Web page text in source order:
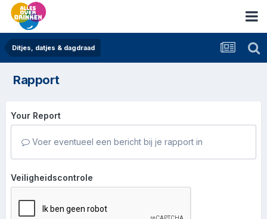
Ditjes, datjes & dagdraad
Rapport
Your Report
Voer eventueel een bericht bij je rapport in
Veiligheidscontrole